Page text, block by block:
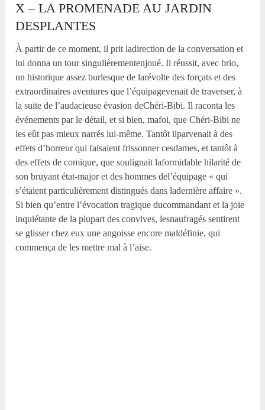
X – LA PROMENADE AU JARDIN
DESPLANTES
À partir de ce moment, il prit ladirection de la conversation et
lui donna un tour singulièrementenjoué. Il réussit, avec brio,
un historique assez burlesque de larévolte des forçats et des
extraordinaires aventures que l’équipagevenait de traverser, à
la suite de l’audacieuse évasion deChéri-Bibi. Il raconta les
événements par le détail, et si bien, mafoi, que Chéri-Bibi ne
les eût pas mieux narrés lui-même. Tantôt ilparvenait à des
effets d’horreur qui faisaient frissonner cesdames, et tantôt à
des effets de comique, que soulignait laformidable hilarité de
son bruyant état-major et des hommes del’équipage « qui
s’étaient particulièrement distingués dans ladernière affaire ».
Si bien qu’entre l’évocation tragique ducommandant et la joie
inquiétante de la plupart des convives, lesnaufragés sentirent
se glisser chez eux une angoisse encore maldéfinie, qui
commença de les mettre mal à l’aise.